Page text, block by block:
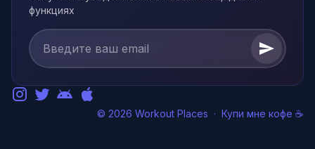
функциях
© 2026 Workout Places · Купи мне кофе ☕